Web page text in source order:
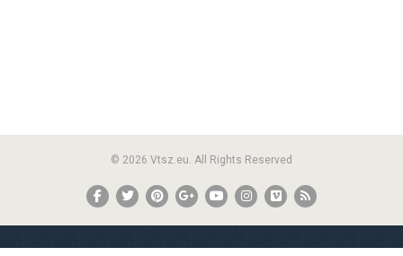
© 2026 Vtsz.eu. All Rights Reserved